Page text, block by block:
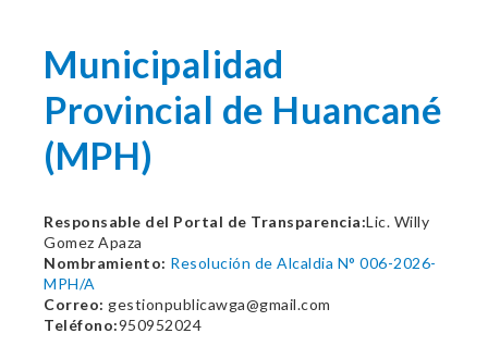
Municipalidad
Provincial de Huancané
(MPH)
Responsable del Portal de Transparencia:Lic. Willy
Gomez Apaza
Nombramiento: Resolución de Alcaldia N° 006-2026-
MPH/A
Correo: gestionpublicawga@gmail.com
Teléfono:950952024